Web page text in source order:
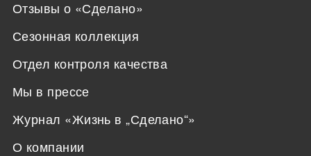
Отзывы о «Сделано»
Сезонная коллекция
Отдел контроля качества
Мы в прессе
Журнал «Жизнь в „Сделано“»
О компании